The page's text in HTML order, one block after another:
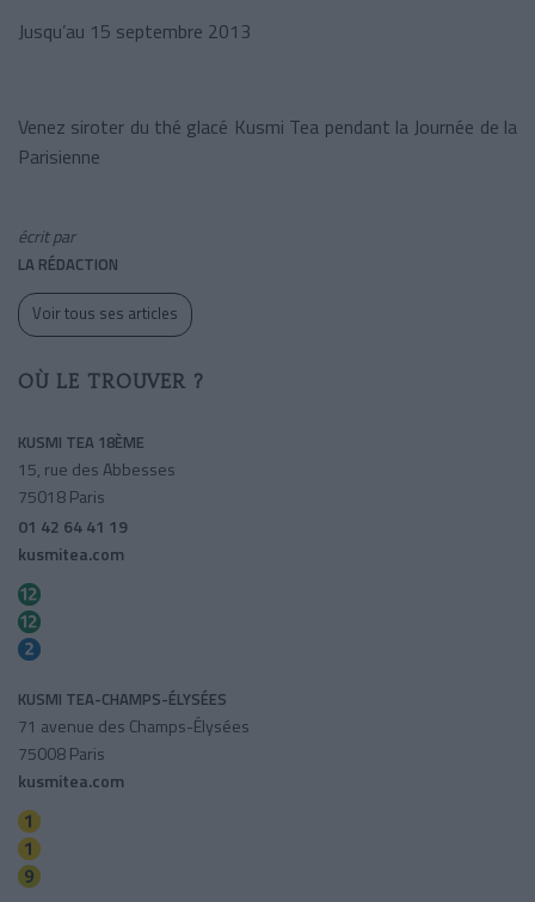
Jusqu’au 15 septembre 2013
Venez siroter du thé glacé Kusmi Tea pendant la Journée de la
Parisienne
écrit par
LA RÉDACTION
Voir tous ses articles
OÙ LE TROUVER ?
KUSMI TEA 18ÈME
15, rue des Abbesses
75018 Paris
01 42 64 41 19
kusmitea.com
KUSMI TEA-CHAMPS-ÉLYSÉES
71 avenue des Champs-Élysées
75008 Paris
kusmitea.com